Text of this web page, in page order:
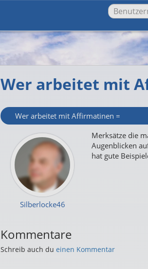
Wer arbeitet mit
Wer arbeitet mit Affirmatinen =
Silberlocke46
Merksätze die
Augenblicken
hat gute
Kommentare
Schreib auch du einen Kommentar